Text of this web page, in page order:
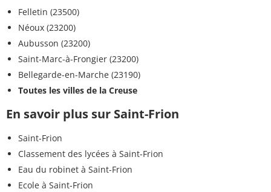
Felletin (23500)
Néoux (23200)
Aubusson (23200)
Saint-Marc-à-Frongier (23200)
Bellegarde-en-Marche (23190)
Toutes les villes de la Creuse
En savoir plus sur Saint-Frion
Saint-Frion
Classement des lycées à Saint-Frion
Eau du robinet à Saint-Frion
Ecole à Saint-Frion